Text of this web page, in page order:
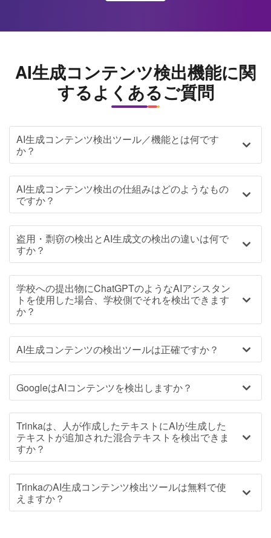
AI生成コンテンツ検出機能に関
するよくあるご質問
AI生成コンテンツ検出ツール／機能とは何です
か？
AI生成コンテンツ検出の仕組みはどのようなもの
ですか？
盗用・剽窃の検出とAI生成文の検出の違いは何で
すか？
学校への提出物にChatGPTのようなAIアシスタン
トを使用した場合、学校側でそれを検出できます
か？
AI生成コンテンツの検出ツールは正確ですか？
GoogleはAIコンテンツを検出しますか？
Trinkaは、人が作成したテキストにAIが生成した
テキストが追加された混合テキストを検出できま
すか？
TrinkaのAI生成コンテンツ検出ツールは無料で使
えますか？